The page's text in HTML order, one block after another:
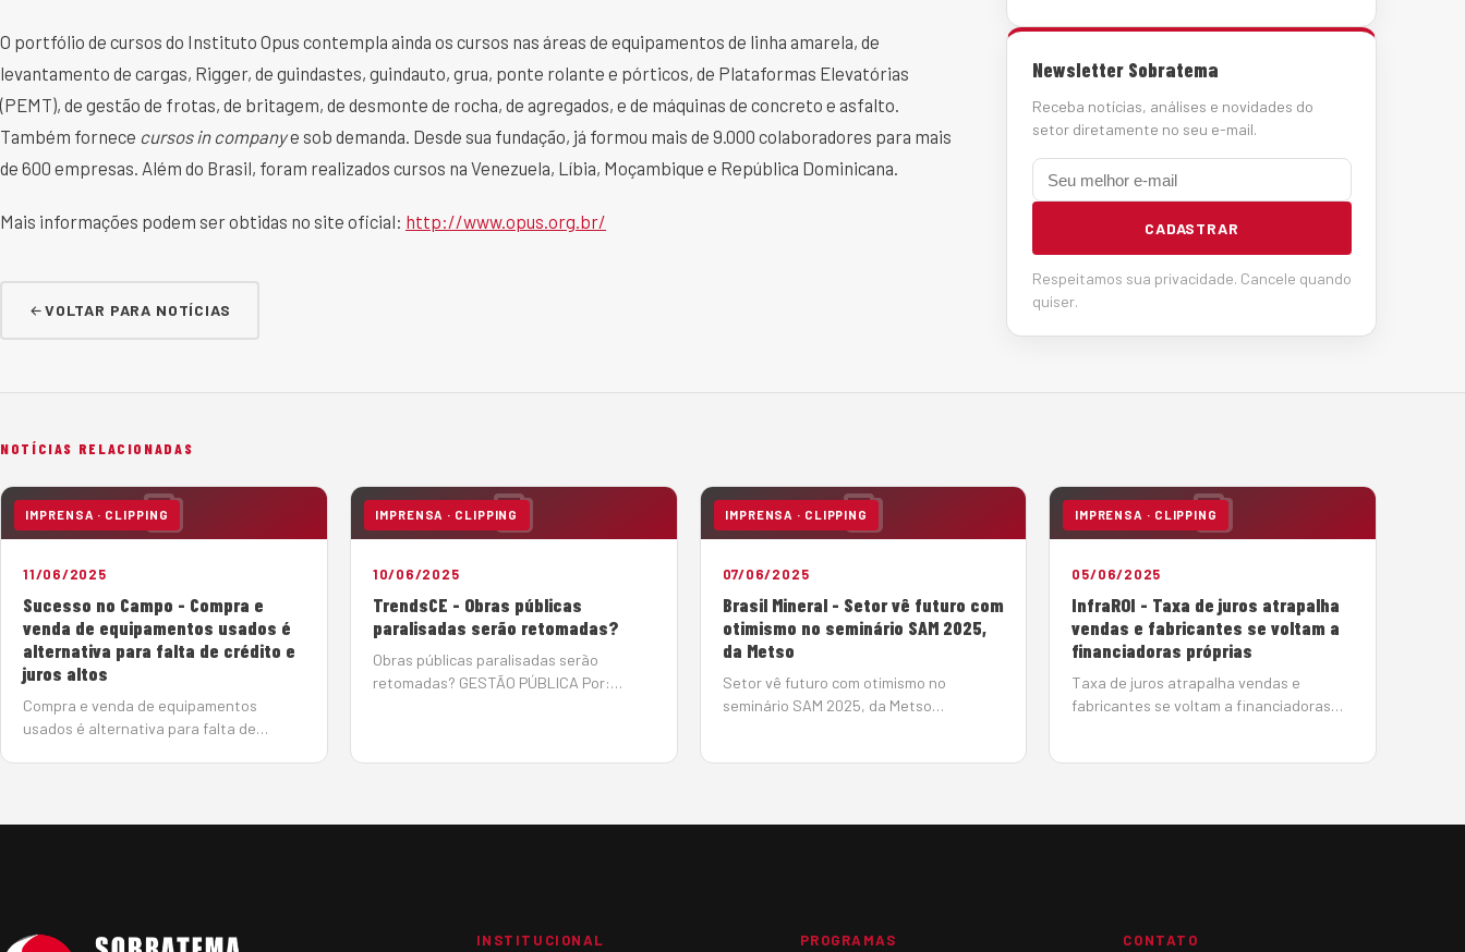
O portfólio de cursos do Instituto Opus contempla ainda os cursos nas áreas de equipamentos de linha amarela, de
levantamento de cargas, Rigger, de guindastes, guindauto, grua, ponte rolante e pórticos, de Plataformas Elevatórias
(PEMT), de gestão de frotas, de britagem, de desmonte de rocha, de agregados, e de máquinas de concreto e asfalto.
Também fornece cursos in companye sob demanda. Desde sua fundação, já formou mais de 9.000 colaboradores para mais
de 600 empresas. Além do Brasil, foram realizados cursos na Venezuela, Líbia, Moçambique e República Dominicana.
Mais informações podem ser obtidas no site oficial: http://www.opus.org.br/
VOLTAR PARA NOTÍCIAS
Newsletter Sobratema
Receba notícias, análises e novidades do
setor diretamente no seu e-mail.
E-mail
CADASTRAR
Respeitamos sua privacidade. Cancele quando
quiser.
NOTÍCIAS RELACIONADAS
IMPRENSA · CLIPPING
11/06/2025
Sucesso no Campo - Compra e
venda de equipamentos usados é
alternativa para falta de crédito e
juros altos
Compra e venda de equipamentos
usados é alternativa para falta de
IMPRENSA · CLIPPING
10/06/2025
TrendsCE - Obras públicas
paralisadas serão retomadas?
Obras públicas paralisadas serão
retomadas? GESTÃO PÚBLICA Por:
IMPRENSA · CLIPPING
07/06/2025
Brasil Mineral - Setor vê futuro com
otimismo no seminário SAM 2025,
da Metso
Setor vê futuro com otimismo no
seminário SAM 2025, da Metso
IMPRENSA · CLIPPING
05/06/2025
InfraROI - Taxa de juros atrapalha
vendas e fabricantes se voltam a
financiadoras próprias
Taxa de juros atrapalha vendas e
fabricantes se voltam a financiadoras
INSTITUCIONAL PROGRAMAS CONTATO